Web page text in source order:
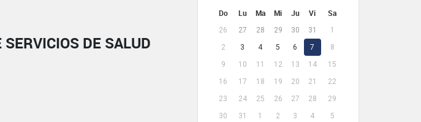
Do Lu Ma Mi Ju Vi Sa
26 27 28 29 30 31
1
2
3 4 5 6 7
8
9
10 11 12 13 14
15
16
17 18 19 20 21
22
23
24 25 26 27 28
29
30
31 1 2 3 4 5
DE SALUD